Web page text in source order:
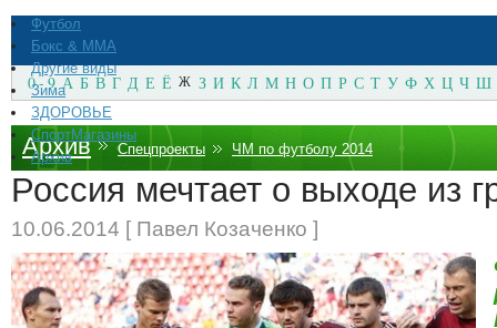
Футбол
Бокс & ММА
Другие виды
Зима
ЗДОРОВЬЕ
СпортМагазины
Архив
0 - 9 А Б В Г Д Е Ё Ж З И К Л М Н О П Р С Т У Ф Х Ц Ч Ш
Архив Спецпроекты ЧМ по футболу 2014
Россия мечтает о выходе из
10.06.2014 [ Павел Козаченко ]